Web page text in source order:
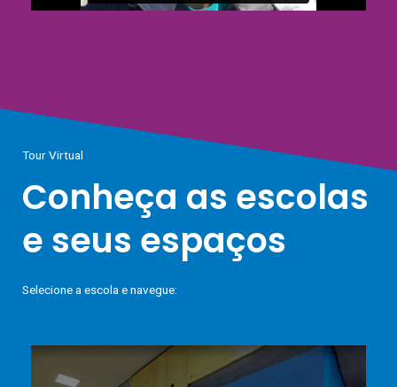
Tour Virtual
Conheça as escolas
e seus espaços
Selecione a escola e navegue: